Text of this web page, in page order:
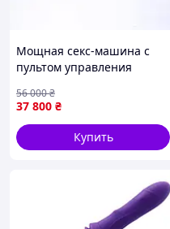
Мощная секс-машина с
пультом управления
EroticFantasy
37 800 ₴
56 000₴
Купить